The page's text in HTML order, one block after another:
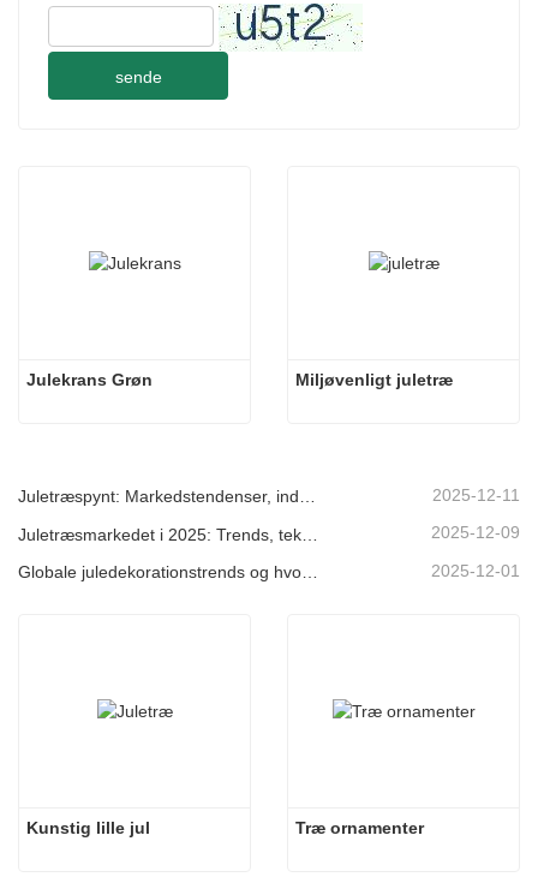
sende
Julekrans Grøn Miljøvenligt juletræ
Juletræspynt: Markedstendenser, indsigt i forsyningskæden og indkøbsguide 2025 2025-12-11
2025-12-09
2025-12-01
Kunstig lille jul Træ ornamenter